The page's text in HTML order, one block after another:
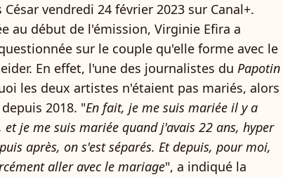
vendredi 24 février 2023 sur Canal+.
au début de l'émission, Virginie Efira a
sur le couple qu'elle forme avec le
En effet, l'une des journalistes du Papotin
les deux artistes n'étaient pas mariés, alors
2018. "En fait, je me suis mariée il y a
et je me suis mariée quand j'avais 22 ans, hyper
après, on s'est séparés. Et depuis, pour moi,
aller avec le mariage", a indiqué la